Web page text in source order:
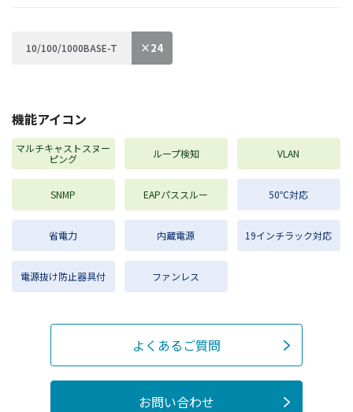
10/100/1000BASE-T ×24
機能アイコン
マルチキャストスヌー
ピング
ループ検知 VLAN
SNMP EAPパススルー 50℃対応
省電力 内蔵電源 19インチラック対応
電源抜け防止器具付 ファンレス
よくあるご質問
お問い合わせ